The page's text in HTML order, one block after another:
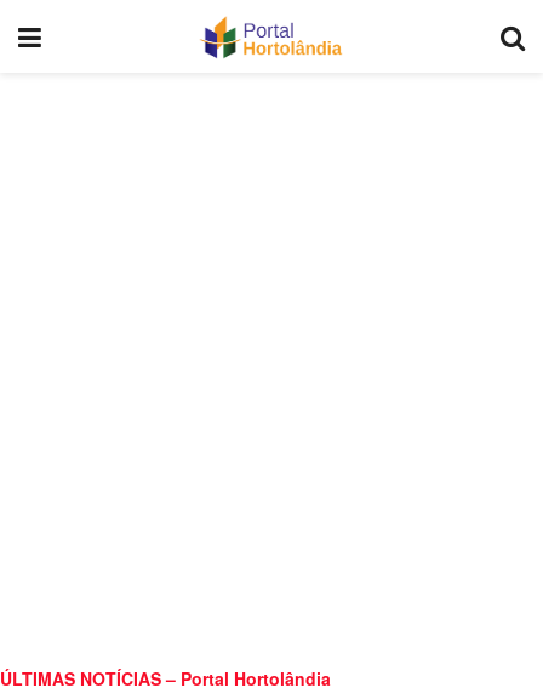
ÚLTIMAS NOTÍCIAS – Portal Hortolândia